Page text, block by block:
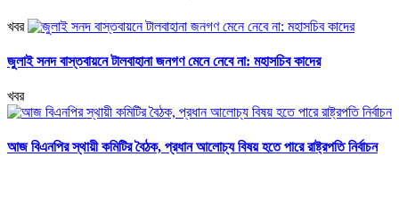
খবর
জুলাই সনদ বাস্তবায়নে টালবাহানা জনগণ মেনে নেবে না: মহাসচিব কাদের
খবর
আজ বিএনপির স্থায়ী কমিটির বৈঠক, প্রধান আলোচ্য বিষয় হতে পারে রাষ্ট্রপতি নির্বাচন